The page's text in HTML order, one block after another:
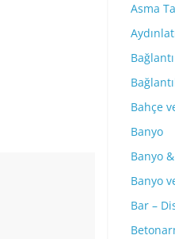
Asma
Bağlantı
Bahçe
Banyo
Banyo
Banyo
Bar –